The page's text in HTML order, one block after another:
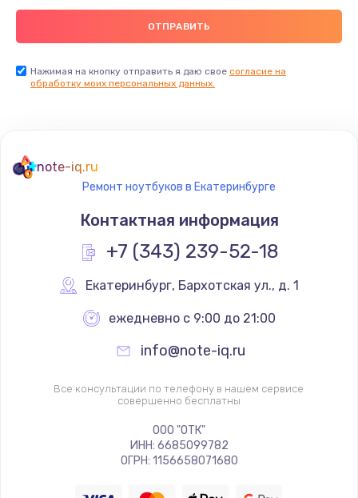
Нажимая на кнопку отправить я даю свое согласие на
обработку моих персональных данных.
note-iq.ru
Ремонт ноутбуков в Екатеринбурге
Контактная информация
+7 (343) 239-52-18
Екатеринбург, Бархотская ул., д. 1
ежедневно с 9:00 до 21:00
info@note-iq.ru
Все консультации по телефону в нашем сервисе
совершенно бесплатны
ООО "ОТК"
ИНН: 6685099782
ОГРН: 1156658071680